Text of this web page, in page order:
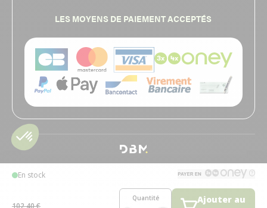
En stock
102,40 €
Quantité
Ajouter au
LES MOYENS DE PAIEMENT ACCEPTÉS